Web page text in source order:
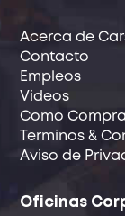
Acerca de
Contacto
Empleos
Videos
Como
Terminos &
Aviso de
Oficinas